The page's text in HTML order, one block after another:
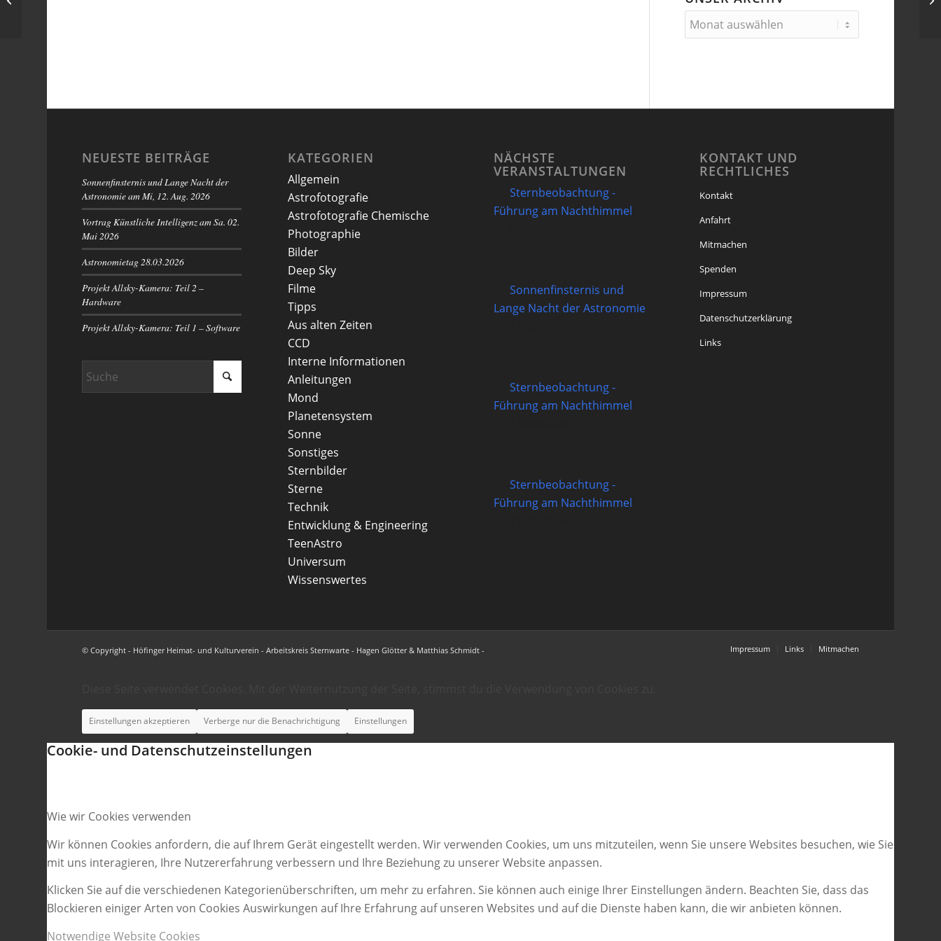
NEUESTE BEITRÄGE
Sonnenfinsternis und Lange Nacht der
Astronomie am Mi, 12. Aug. 2026
Vortrag Künstliche Intelligenz am Sa. 02.
Mai 2026
Astronomietag 28.03.2026
Projekt Allsky-Kamera: Teil 2 –
Hardware
Projekt Allsky-Kamera: Teil 1 – Software
KATEGORIEN
Allgemein
Astrofotografie
Astrofotografie Chemische
Photographie
Bilder
Deep Sky
Filme
Tipps
Aus alten Zeiten
CCD
Interne Informationen
Anleitungen
Mond
Planetensystem
Sonne
Sonstiges
Sternbilder
Sterne
Technik
Entwicklung & Engineering
TeenAstro
Universum
Wissenswertes
NÄCHSTE
VERANSTALTUNGEN
Sternbeobachtung -
Führung am Nachthimmel
Sonnenfinsternis und
Lange Nacht der Astronomie
Sternbeobachtung -
Führung am Nachthimmel
Sternbeobachtung -
Führung am Nachthimmel
KONTAKT UND
RECHTLICHES
Kontakt
Anfahrt
Mitmachen
Spenden
Impressum
Datenschutzerklärung
Links
© Copyright - Höfinger Heimat- und Kulturverein - Arbeitskreis Sternwarte - Hagen Glötter & Matthias Schmidt - Impressum Links Mitmachen
Einstellungen akzeptieren Verberge nur die Benachrichtigung Einstellungen
Cookie- und Datenschutzeinstellungen
Wie wir Cookies verwenden
Wir können Cookies anfordern, die auf Ihrem Gerät eingestellt werden. Wir verwenden Cookies, um uns mitzuteilen, wenn Sie unsere Websites besuchen, wie Sie
mit uns interagieren, Ihre Nutzererfahrung verbessern und Ihre Beziehung zu unserer Website anpassen.
Klicken Sie auf die verschiedenen Kategorienüberschriften, um mehr zu erfahren. Sie können auch einige Ihrer Einstellungen ändern. Beachten Sie, dass das
Blockieren einiger Arten von Cookies Auswirkungen auf Ihre Erfahrung auf unseren Websites und auf die Dienste haben kann, die wir anbieten können.
Notwendige Website Cookies